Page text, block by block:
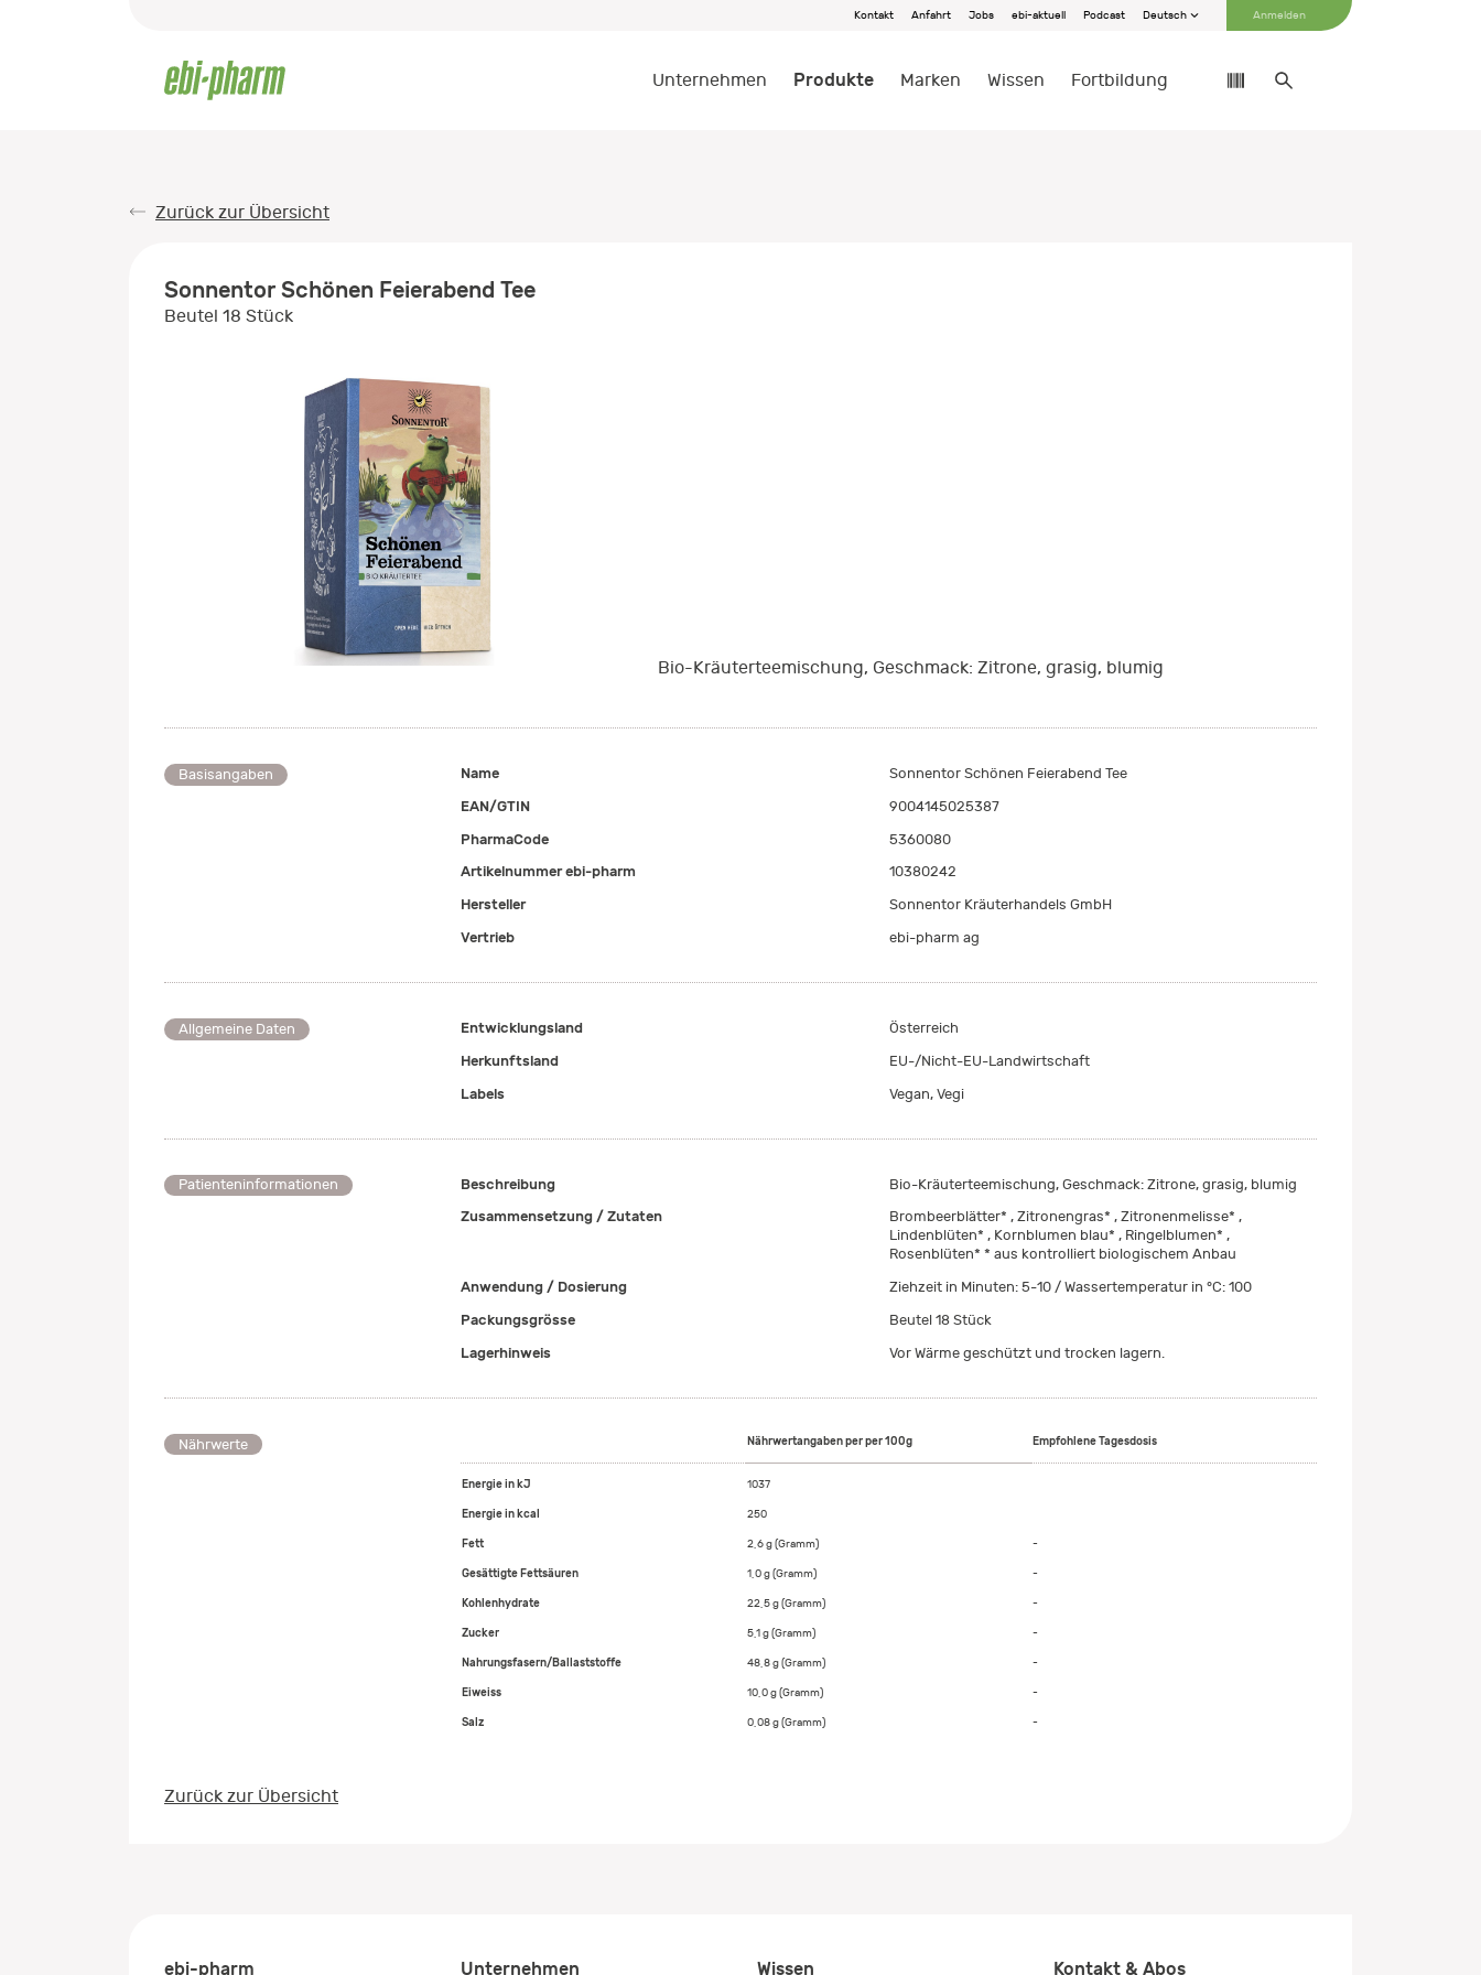
Kontakt Anfahrt Jobs ebi-aktuell Podcast Deutsch Anmelden
Unternehmen Produkte Marken Wissen Fortbildung
Zurück zur Übersicht
Sonnentor Schönen Feierabend Tee
Beutel 18 Stück
Bio-Kräuterteemischung, Geschmack: Zitrone, grasig, blumig
Basisangaben Name
Sonnentor Schönen Feierabend Tee
EAN/GTIN
9004145025387
PharmaCode
5360080
Artikelnummer ebi-pharm
10380242
Hersteller
Sonnentor Kräuterhandels GmbH
Vertrieb
ebi-pharm ag
Allgemeine Daten Entwicklungsland
Österreich
Herkunftsland
EU-/Nicht-EU-Landwirtschaft
Labels
Vegan, Vegi
Patienteninformationen Beschreibung
Bio-Kräuterteemischung, Geschmack: Zitrone, grasig, blumig
Zusammensetzung / Zutaten
Brombeerblätter* , Zitronengras* , Zitronenmelisse* ,
Lindenblüten* , Kornblumen blau* , Ringelblumen* ,
Rosenblüten* * aus kontrolliert biologischem Anbau
Anwendung / Dosierung
Ziehzeit in Minuten: 5-10 / Wassertemperatur in °C: 100
Packungsgrösse
Beutel 18 Stück
Lagerhinweis
Vor Wärme geschützt und trocken lagern.
Nährwerte Nährwertangaben per per 100g Empfohlene Tagesdosis
Energie in kJ 1037
Energie in kcal 250
Fett 2,6 g (Gramm) -
Gesättigte Fettsäuren 1,0 g (Gramm) -
Kohlenhydrate 22,5 g (Gramm) -
Zucker 5,1 g (Gramm) -
Nahrungsfasern/Ballaststoffe 48,8 g (Gramm) -
Eiweiss 10,0 g (Gramm) -
Salz 0,08 g (Gramm) -
Zurück zur Übersicht
ebi-pharm Unternehmen Wissen Kontakt & Abos